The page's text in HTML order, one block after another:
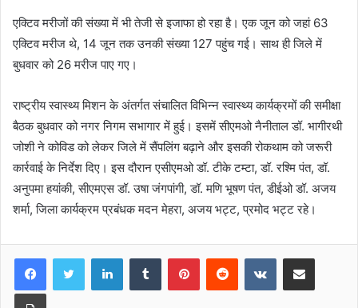
एक्टिव मरीजों की संख्या में भी तेजी से इजाफा हो रहा है। एक जून को जहां 63
एक्टिव मरीज थे, 14 जून तक उनकी संख्या 127 पहुंच गई। साथ ही जिले में
बुधवार को 26 मरीज पाए गए।
राष्ट्रीय स्वास्थ्य मिशन के अंतर्गत संचालित विभिन्न स्वास्थ्य कार्यक्रमों की समीक्षा
बैठक बुधवार को नगर निगम सभागार में हुई। इसमें सीएमओ नैनीताल डॉ. भागीरथी
जोशी ने कोविड को लेकर जिले में सैंपलिंग बढ़ाने और इसकी रोकथाम को जरूरी
कार्रवाई के निर्देश दिए। इस दौरान एसीएमओ डॉ. टीके टम्टा, डॉ. रश्मि पंत, डॉ.
अनुपमा हयांकी, सीएमएस डॉ. उषा जंगपांगी, डॉ. मणि भूषण पंत, डीईओ डॉ. अजय
शर्मा, जिला कार्यक्रम प्रबंधक मदन मेहरा, अजय भट्ट, प्रमोद भट्ट रहे।
LinkedInTumblr PinterestReddit VKontakteShare via Email
Print